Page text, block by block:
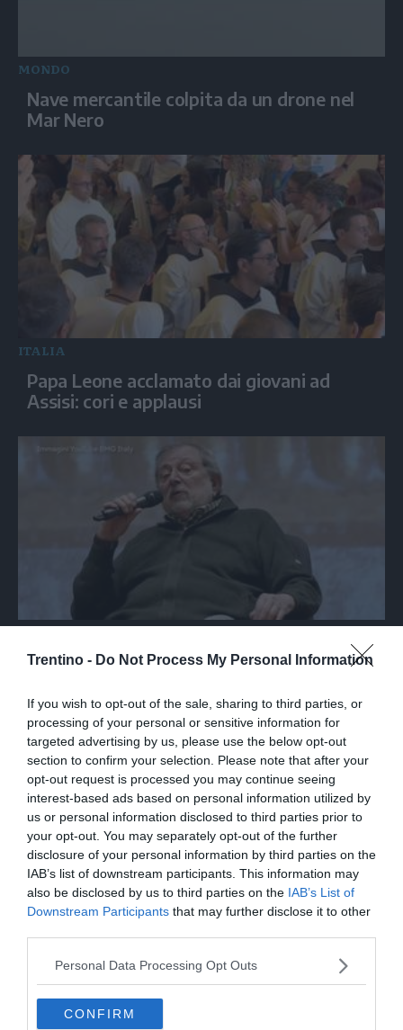
Trentino - Do Not Process My Personal Information
If you wish to opt-out of the sale, sharing to third parties, or
processing of your personal or sensitive information for
targeted advertising by us, please use the below opt-out
section to confirm your selection. Please note that after your
opt-out request is processed you may continue seeing
interest-based ads based on personal information utilized by
us or personal information disclosed to third parties prior to
your opt-out. You may separately opt-out of the further
disclosure of your personal information by third parties on the
IAB’s list of downstream participants. This information may
also be disclosed by us to third parties on the IAB’s List of
Downstream Participants that may further disclose it to other
Personal Data Processing Opt Outs
CONFIRM
MONDO
Nave mercantile colpita da un drone nel
Mar Nero
ITALIA
Papa Leone acclamato dai giovani ad
Assisi: cori e applausi
SPETTACOLO
Medio Oriente, Guccini: "Guerra? Due
dimenticano vittime"
SPETTACOLO
Francesco Guccini racconta le sue canzoni
da osteria attraverso le culture